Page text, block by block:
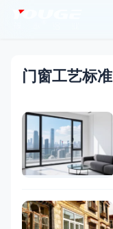
门窗工艺标准